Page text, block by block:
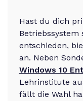
Hast du dich
Betriebssystem
entschieden,
an. Neben
Windows 10
Lehrinstitute
fällt die Wahl